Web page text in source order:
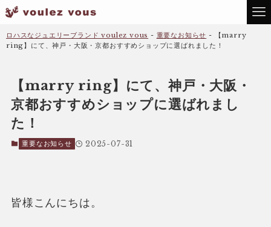
ロハスなジュエリーブランド voulez vous - 重要なお知らせ -
【marry
ring】にて、神戸・大阪・京都おすすめショップに選ばれました！
【marry ring】にて、神戸・大阪・
京都おすすめショップに選ばれまし
た！
重要なお知らせ 2025-07-31
皆様こんにちは。